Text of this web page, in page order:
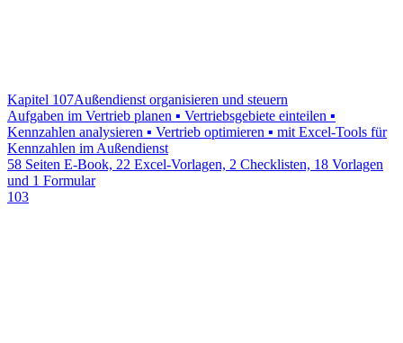
Kapitel 107Außendienst organisieren und steuern
Aufgaben im Vertrieb planen ▪ Vertriebsgebiete einteilen ▪
Kennzahlen analysieren ▪ Vertrieb optimieren ▪ mit Excel-Tools für
Kennzahlen im Außendienst
58 Seiten E-Book, 22 Excel-Vorlagen, 2 Checklisten, 18 Vorlagen
und 1 Formular
103